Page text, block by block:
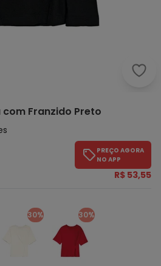
com Franzido Preto
PREÇO AGORA
NO APP
R$ 53,55
30% 30%